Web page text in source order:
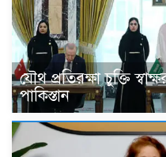
যৌথ প্রতিরক্ষা চুক্তি
পাকিস্তান